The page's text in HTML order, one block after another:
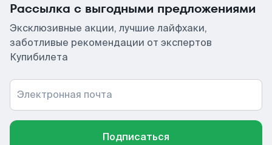
Рассылка с выгодными предложениями
Эксклюзивные акции, лучшие лайфхаки,
заботливые рекомендации от экспертов
Купибилета
Электронная почта
Подписаться